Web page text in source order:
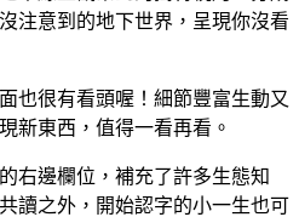
注意到的地下世界，呈現你沒看
也很有看頭喔！細節豐富生動又
新東西， 值得一看再看 。
右邊欄位，補充了許多生態知
讀之外，開始認字的小一生也可